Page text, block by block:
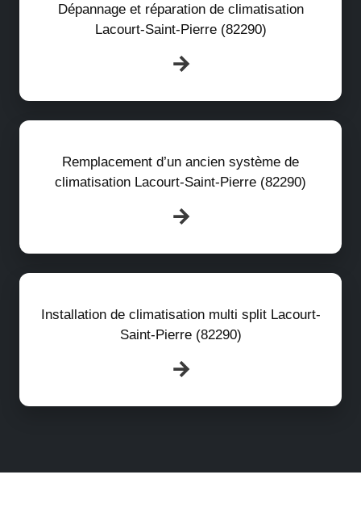
Dépannage et réparation de climatisation
Lacourt-Saint-Pierre (82290)
Remplacement d’un ancien système de
climatisation Lacourt-Saint-Pierre (82290)
Installation de climatisation multi split Lacourt-
Saint-Pierre (82290)